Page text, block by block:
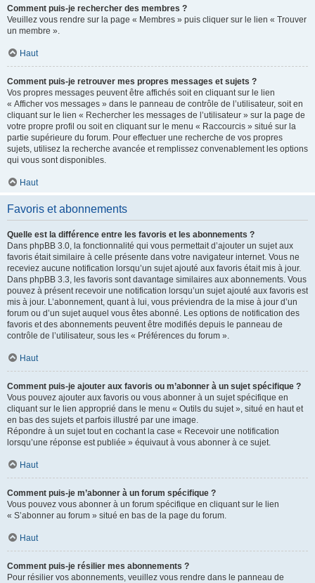
Comment puis-je rechercher des membres ?
Veuillez vous rendre sur la page « Membres » puis cliquer sur le lien « Trouver
un membre ».
Haut
Comment puis-je retrouver mes propres messages et sujets ?
Vos propres messages peuvent être affichés soit en cliquant sur le lien
« Afficher vos messages » dans le panneau de contrôle de l’utilisateur, soit en
cliquant sur le lien « Rechercher les messages de l’utilisateur » sur la page de
votre propre profil ou soit en cliquant sur le menu « Raccourcis » situé sur la
partie supérieure du forum. Pour effectuer une recherche de vos propres
sujets, utilisez la recherche avancée et remplissez convenablement les options
qui vous sont disponibles.
Haut
Favoris et abonnements
Quelle est la différence entre les favoris et les abonnements ?
Dans phpBB 3.0, la fonctionnalité qui vous permettait d’ajouter un sujet aux
favoris était similaire à celle présente dans votre navigateur internet. Vous ne
receviez aucune notification lorsqu’un sujet ajouté aux favoris était mis à jour.
Dans phpBB 3.3, les favoris sont davantage similaires aux abonnements. Vous
pouvez à présent recevoir une notification lorsqu’un sujet ajouté aux favoris est
mis à jour. L’abonnement, quant à lui, vous préviendra de la mise à jour d’un
forum ou d’un sujet auquel vous êtes abonné. Les options de notification des
favoris et des abonnements peuvent être modifiés depuis le panneau de
contrôle de l’utilisateur, sous les « Préférences du forum ».
Haut
Comment puis-je ajouter aux favoris ou m’abonner à un sujet spécifique ?
Vous pouvez ajouter aux favoris ou vous abonner à un sujet spécifique en
cliquant sur le lien approprié dans le menu « Outils du sujet », situé en haut et
en bas des sujets et parfois illustré par une image.
Répondre à un sujet tout en cochant la case « Recevoir une notification
lorsqu’une réponse est publiée » équivaut à vous abonner à ce sujet.
Haut
Comment puis-je m’abonner à un forum spécifique ?
Vous pouvez vous abonner à un forum spécifique en cliquant sur le lien
« S’abonner au forum » situé en bas de la page du forum.
Haut
Comment puis-je résilier mes abonnements ?
Pour résilier vos abonnements, veuillez vous rendre dans le panneau de